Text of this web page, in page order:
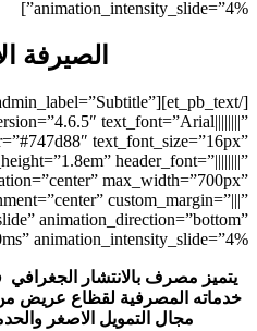
[/
animation_delay=”100ms”
في كل المدن السودانية لتقديم
من السودانين مستلهما ريادته فى
المصرفية المتميزة